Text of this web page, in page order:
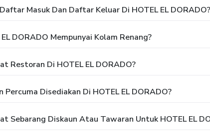
Masuk Dan Daftar Keluar Di HOTEL EL DORADO?
DORADO Mempunyai Kolam Renang?
Restoran Di HOTEL EL DORADO?
Percuma Disediakan Di HOTEL EL DORADO?
Sebarang Diskaun Atau Tawaran Untuk HOTEL EL